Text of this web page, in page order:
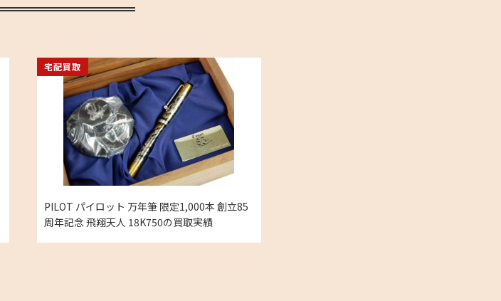
PILOT パイロット 万年筆 限定1,000本 創立85
周年記念 飛翔天人 18K750の買取実績
宅配買取